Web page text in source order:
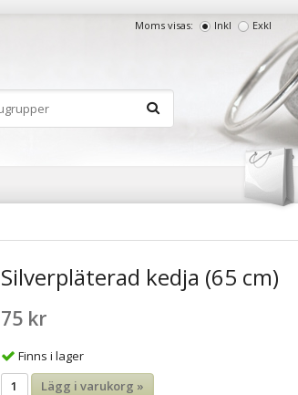
Moms visas: Inkl Exkl
Silverpläterad kedja (65 cm)
75 kr
Finns i lager
Lägg i varukorg »